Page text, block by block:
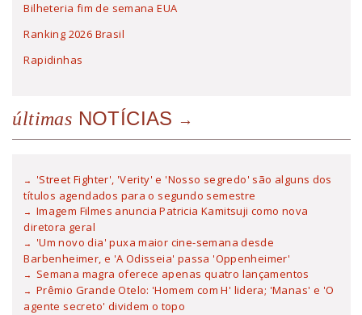
Bilheteria fim de semana EUA
Ranking 2026 Brasil
Rapidinhas
últimas NOTÍCIAS
'Street Fighter', 'Verity' e 'Nosso segredo' são alguns dos
títulos agendados para o segundo semestre
Imagem Filmes anuncia Patricia Kamitsuji como nova
diretora geral
'Um novo dia' puxa maior cine-semana desde
Barbenheimer, e 'A Odisseia' passa 'Oppenheimer'
Semana magra oferece apenas quatro lançamentos
Prêmio Grande Otelo: 'Homem com H' lidera; 'Manas' e 'O
agente secreto' dividem o topo